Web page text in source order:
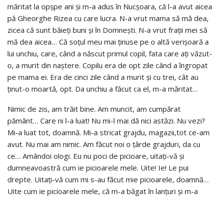
măritat la opşpe ani şi m-a adus în Nucşoara, că l-a avut aicea
pă Gheorghe Rizea cu care lucra. N-a vrut mama să mă dea,
zicea că sunt băieţi buni şi în Domneşti. N-a vrut fraţii mei să
mă dea aicea… Că soţul meu mai ţinuse pe o altă verişoară a
lui unchiu, care, când a născut primul copil, fata care aţi văzut-
o, a murit din naştere. Copilu era de opt zile când a îngropat
pe mama ei. Era de cinci zile când a murit şi cu trei, cât au
ţinut-o moartă, opt. Da unchiu a făcut ca el, m-a măritat…
Nimic de zis, am trăit bine. Am muncit, am cumpărat
pământ… Care ni l-a luat! Nu mi-l mai dă nici astăzi. Nu vezi?
Mi-a luat tot, doamnă. Mi-a stricat grajdu, magazii,tot ce-am
avut. Nu mai am nimic. Am făcut noi o ţârde grajduri, da cu
ce… Amândoi ologi. Eu nu poci de picioare, uitaţi-vă şi
dumneavoastră cum ie picioarele mele. Uite! Ie! Le pui
drepte. Uitaţi-vă cum mi s-au făcut mie picioarele, doamnă…
Uite cum ie picioarele mele, că m-a băgat în lanţuri şi m-a